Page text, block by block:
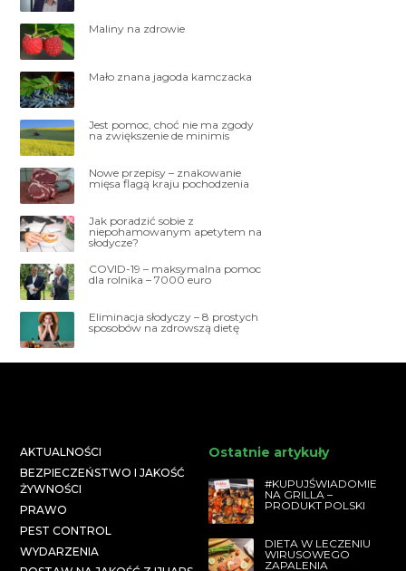
Maliny na zdrowie
Mało znana jagoda kamczacka
Jest pomoc, choć nie ma zgody
na zwiększenie de minimis
Nowe przepisy – znakowanie
mięsa flagą kraju pochodzenia
Jak poradzić sobie z
niepohamowanym apetytem na
słodycze?
COVID-19 – maksymalna pomoc
dla rolnika – 7000 euro
Eliminacja słodyczy – 8 prostych
sposobów na zdrowszą dietę
AKTUALNOŚCI
BEZPIECZEŃSTWO I JAKOŚĆ
ŻYWNOŚCI
PRAWO
PEST CONTROL
WYDARZENIA
Ostatnie artykuły
#KUPUJŚWIADOMIE
NA GRILLA –
PRODUKT POLSKI
DIETA W LECZENIU
WIRUSOWEGO
ZAPALENIA